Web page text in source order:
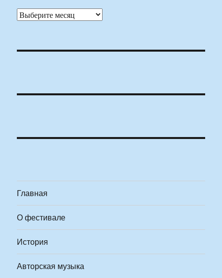
Архивы
Главная
О фестивале
История
Авторская музыка